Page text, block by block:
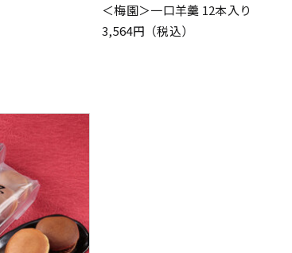
＜梅園＞一口羊羹 12本入り
3,564円（税込）